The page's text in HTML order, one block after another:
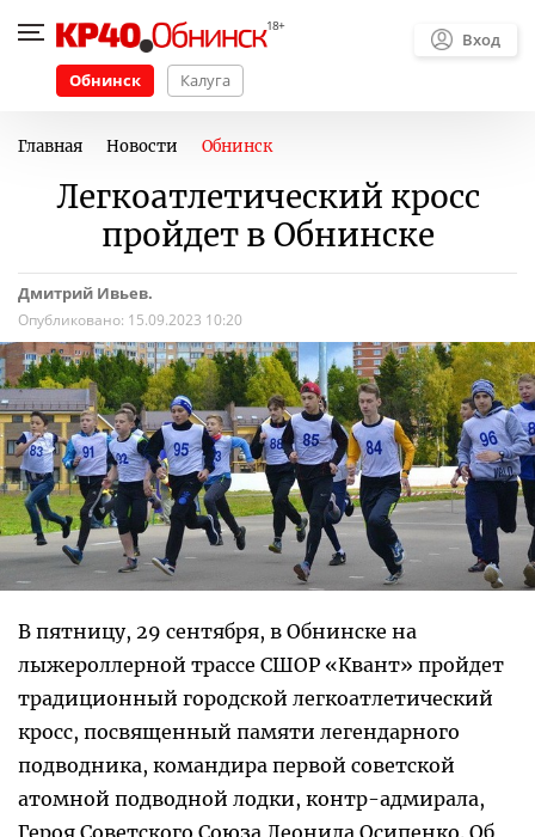
Обнинск Калуга
Вход
Главная Новости Обнинск
Легкоатлетический кросс
пройдет в Обнинске
Дмитрий Ивьев.
Опубликовано: 15.09.2023 10:20
В пятницу, 29 сентября, в Обнинске на
лыжероллерной трассе СШОР «Квант» пройдет
традиционный городской легкоатлетический
кросс, посвященный памяти легендарного
подводника, командира первой советской
атомной подводной лодки, контр-адмирала,